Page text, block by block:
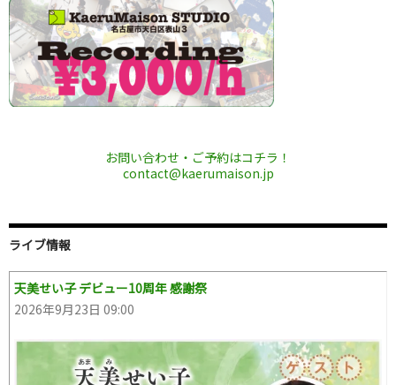
ゲ
ー
シ
ョ
お問い合わせ・ご予約はコチラ！
contact@kaerumaison.jp
ライブ情報
天美せい子 デビュー10周年 感謝祭
2026年9月23日 09:00